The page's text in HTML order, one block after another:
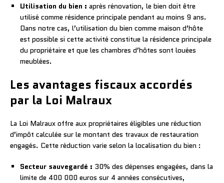
Utilisation du bien : après rénovation, le bien doit être
utilisé comme résidence principale pendant au moins 9 ans.
Dans notre cas, l’utilisation du bien comme maison d’hôte
est possible si cette activité constitue la résidence principale
du propriétaire et que les chambres d’hôtes sont louées
meublées.
Les avantages fiscaux accordés
par la Loi Malraux
La Loi Malraux offre aux propriétaires éligibles une réduction
d’impôt calculée sur le montant des travaux de restauration
engagés. Cette réduction varie selon la localisation du bien :
Secteur sauvegardé : 30% des dépenses engagées, dans la
limite de 400 000 euros sur 4 années consécutives,